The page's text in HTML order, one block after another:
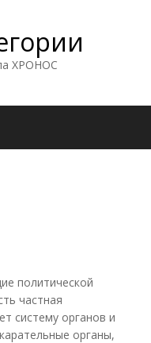
ХРОНОС
политической
частная
систему органов и
органы,